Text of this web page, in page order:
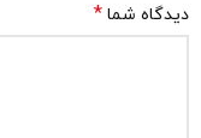
دیدگاه شما *